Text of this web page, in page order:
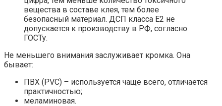
вещества в составе клея, тем более
безопасный материал. ДСП класса Е2 не
допускается к производству в РФ, согласно
ГОСТу.
Не меньшего внимания заслуживает кромка. Она
бывает:
ПВХ (PVC) – используется чаще всего, отличается
практичностью;
меламиновая.